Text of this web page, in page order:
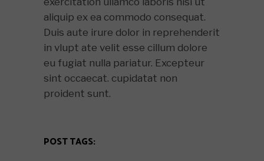
aliquip ex ea commodo consequat.
Duis aute irure dolor in reprehenderit
in vlupt ate velit esse cillum dolore
eu fugiat nulla pariatur. Excepteur
sint occaecat. cupidatat non
proident sunt.
POST TAGS: